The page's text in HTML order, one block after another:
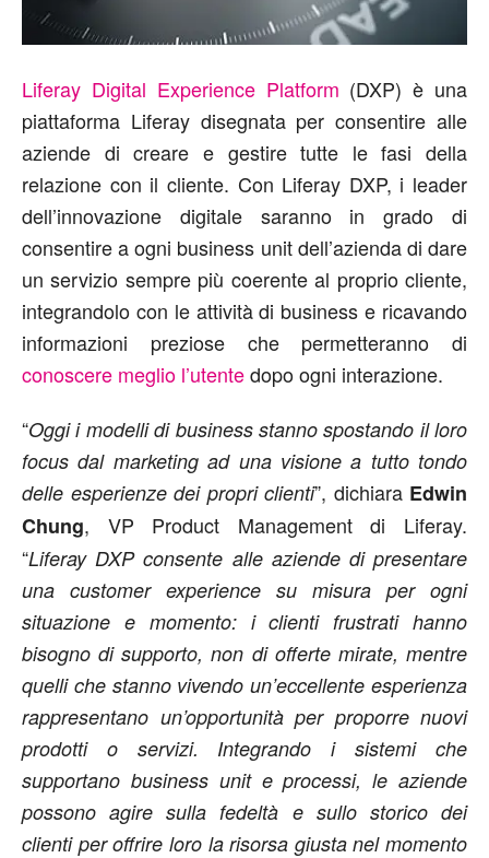
Liferay Digital Experience Platform (DXP) è una
piattaforma Liferay disegnata per consentire alle
aziende di creare e gestire tutte le fasi della
relazione con il cliente. Con Liferay DXP, i leader
dell’innovazione digitale saranno in grado di
consentire a ogni business unit dell’azienda di dare
un servizio sempre più coerente al proprio cliente,
integrandolo con le attività di business e ricavando
informazioni preziose che permetteranno di
conoscere meglio l’utentedopo ogni interazione.
“Oggi i modelli di business stanno spostando il loro
focus dal marketing ad una visione a tutto tondo
delle esperienze dei propri clienti”, dichiara Edwin
Chung, VP Product Management di Liferay.
“Liferay DXP consente alle aziende di presentare
una customer experience su misura per ogni
situazione e momento: i clienti frustrati hanno
bisogno di supporto, non di offerte mirate, mentre
quelli che stanno vivendo un’eccellente esperienza
rappresentano un’opportunità per proporre nuovi
prodotti o servizi. Integrando i sistemi che
supportano business unit e processi, le aziende
possono agire sulla fedeltà e sullo storico dei
clienti per offrire loro la risorsa giusta nel momento